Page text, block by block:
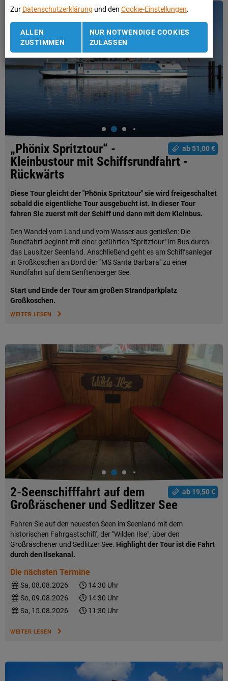
Zur Datenschutzerklärung und den Cookie-Einstellungen.
ALLEN
ZUSTIMMEN
NUR NOTWENDIGE COOKIES
ZULASSEN
ab 51,00 €
„Phönix Spritztour“ -
Kleinbustour mit Schiffsrundfahrt -
Rückwärts
Diese Tour gleicht der "Phönix Spritztour" sie wird freigeschaltet
sobald die eigentliche Tour ausgebucht ist. In dieser Tour
fahren Sie zuerst mit der Schiff und dann mit dem Kleinbus.
Den Wandel vom Land und vom Wasser aus genießen: Die
Rundfahrt beginnt mit einer geführten "Spritztour" im Bus durch
das Lausitzer Seenland. Anschließend geht es am Schiffsanleger
in Großkoschen an Bord der "MS Santa Barbara" zu einer
Rundfahrt auf dem Senftenberger See.
Start und Ende der Tour am großen Strandparkplatz
Großkoschen.
WEITER LESEN
ab 19,50 €
2-Seenschifffahrt auf dem
Großräschener und Sedlitzer See
Fahren Sie auf den neuesten Seen im Seenland mit dem
historischen Fahrgastschiff, der "Wilden Ilse", über den
Großräschener und Sedlitzer See. Highlight der Tour ist die Fahrt
durch den Ilsekanal.
Die nächsten Termine
Sa, 08.08.2026
14:30 Uhr
So, 09.08.2026
14:30 Uhr
Sa, 15.08.2026
11:30 Uhr
WEITER LESEN